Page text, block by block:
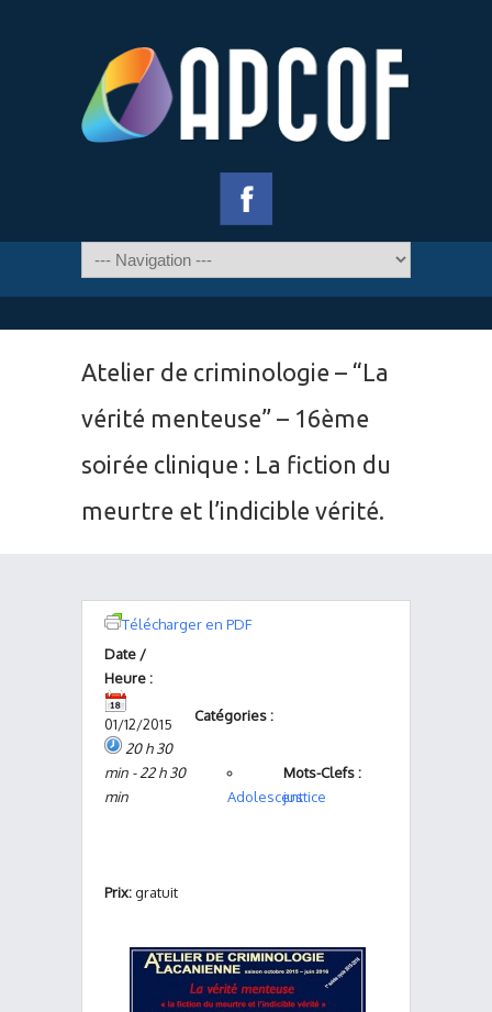
Atelier de criminologie – “La
vérité menteuse” – 16ème
soirée clinique : La fiction du
meurtre et l’indicible vérité.
Télécharger en PDF
Date /
Heure :
01/12/2015
20 h 30
min - 22 h 30
min
Catégories :
Adolescent
Mots-Clefs :
justice
Prix:gratuit